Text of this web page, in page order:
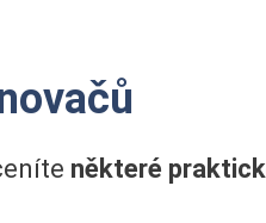
některé